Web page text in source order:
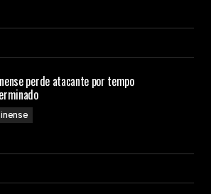
perde atacante por tempo